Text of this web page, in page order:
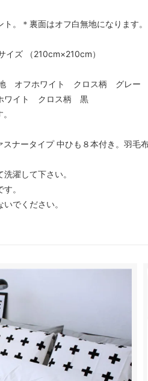
。＊裏面はオフ白無地になります。
ズ （210cm×210cm）
オフホワイト クロス柄 グレー
ワイト クロス柄 黒
ナータイプ 中ひも８本付き。羽毛布
濯して下さい。
。
でください。